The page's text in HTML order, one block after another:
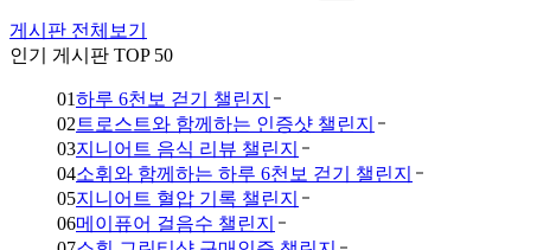
게시판 전체보기
인기 게시판 TOP 50
01하루 6천보 걷기 챌린지
02 트로스트와 함께하는 인증샷 챌린지
03지니어트 음식 리뷰 챌린지
04소휘와 함께하는 하루 6천보 걷기 챌린지
05지니어트 혈압 기록 챌린지
06메이퓨어 걸음수 챌린지